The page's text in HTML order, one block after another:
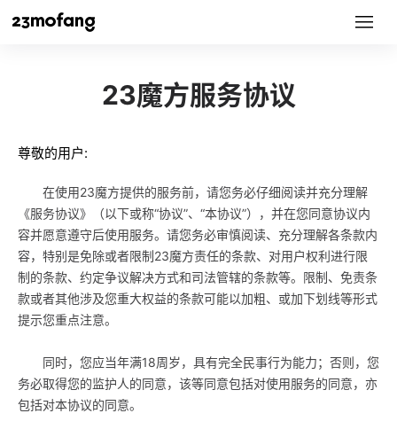
23魔方服务协议
尊敬的用户:
在使用23魔方提供的服务前，请您务必仔细阅读并充分理解
《服务协议》（以下或称“协议”、“本协议”），并在您同意协议内
容并愿意遵守后使用服务。请您务必审慎阅读、充分理解各条款内
容，特别是免除或者限制23魔方责任的条款、对用户权利进行限
制的条款、约定争议解决方式和司法管辖的条款等。限制、免责条
款或者其他涉及您重大权益的条款可能以加粗、或加下划线等形式
提示您重点注意。
同时，您应当年满18周岁，具有完全民事行为能力；否则，您
务必取得您的监护人的同意，该等同意包括对使用服务的同意，亦
包括对本协议的同意。